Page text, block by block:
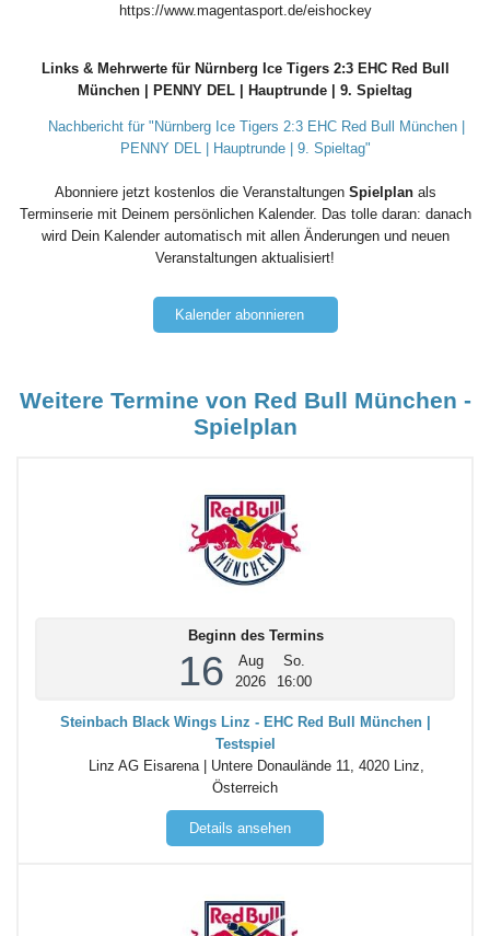
https://www.magentasport.de/eishockey
Links & Mehrwerte für Nürnberg Ice Tigers 2:3 EHC Red Bull
München | PENNY DEL | Hauptrunde | 9. Spieltag
Nachbericht für "Nürnberg Ice Tigers 2:3 EHC Red Bull München |
PENNY DEL | Hauptrunde | 9. Spieltag"
Abonniere jetzt kostenlos die Veranstaltungen Spielplanals
Terminserie mit Deinem persönlichen Kalender. Das tolle daran: danach
wird Dein Kalender automatisch mit allen Änderungen und neuen
Veranstaltungen aktualisiert!
Kalender abonnieren
Weitere Termine von Red Bull München -
Spielplan
Beginn des Termins
16
Aug
2026
So.
16:00
Steinbach Black Wings Linz - EHC Red Bull München |
Testspiel
Linz AG Eisarena | Untere Donaulände 11, 4020 Linz,
Österreich
Details ansehen